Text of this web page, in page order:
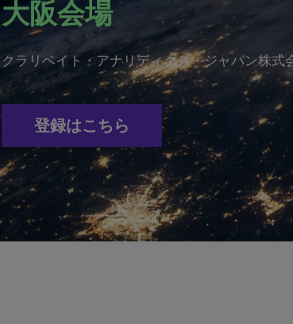
大阪会場
クラリベイト・アナリティクス・ジャパン株式
登録はこちら